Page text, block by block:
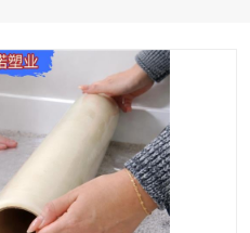
家具保护膜
透明保护膜
乳白保护膜
纯黑保护膜